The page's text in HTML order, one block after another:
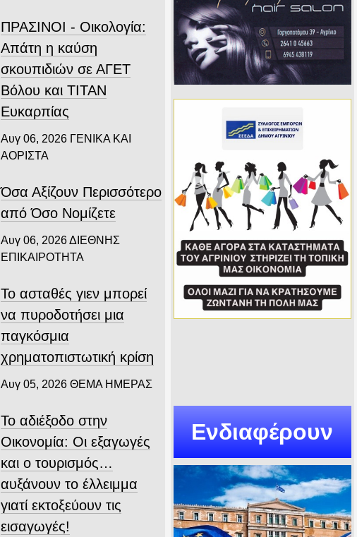
ΠΡΑΣΙΝΟΙ - Οικολογία:
Απάτη η καύση
σκουπιδιών σε ΑΓΕΤ
Βόλου και ΤΙΤΑΝ
Ευκαρπίας
Αυγ 06, 2026 ΓΕΝΙΚΑ ΚΑΙ
ΑΟΡΙΣΤΑ
Όσα Αξίζουν Περισσότερο
από Όσο Νομίζετε
Αυγ 06, 2026ΔΙΕΘΝΗΣ
ΕΠΙΚΑΙΡΟΤΗΤΑ
Το ασταθές γιεν μπορεί
να πυροδοτήσει μια
παγκόσμια
χρηματοπιστωτική κρίση
Αυγ 05, 2026 ΘΕΜΑ ΗΜΕΡΑΣ
Το αδιέξοδο στην
Οικονομία: Οι εξαγωγές
και ο τουρισμός…
αυξάνουν το έλλειμμα
γιατί εκτοξεύουν τις
εισαγωγές!
Ενδιαφέρουν